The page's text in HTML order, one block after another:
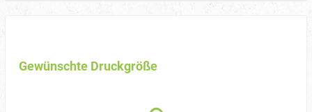
Gewünschte Druckgröße